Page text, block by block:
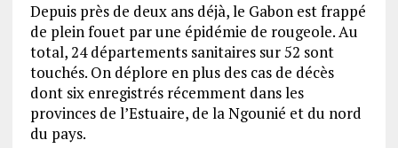
Depuis près de deux ans déjà, le Gabon est frappé
de plein fouet par une épidémie de rougeole. Au
total, 24 départements sanitaires sur 52 sont
touchés. On déplore en plus des cas de décès
dont six enregistrés récemment dans les
provinces de l’Estuaire, de la Ngounié et du nord
du pays.